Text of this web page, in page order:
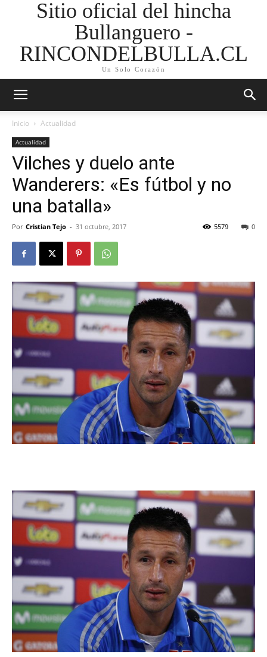
Sitio oficial del hincha
Bullanguero -
RINCONDELBULLA.CL
Un Solo Corazón
Inicio Actualidad
Actualidad
Vilches y duelo ante
Wanderers: «Es fútbol y no
una batalla»
Por Cristian Tejo - 31 octubre, 2017 0
5579